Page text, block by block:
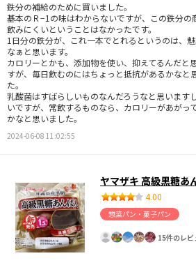
鉄分の補給のために買いました。
基本のＲ−1の味はわからないですが、この鉄分の
飲みにくいということはなかったです。
1日分の鉄分が、これ一本でとれるというのは、
なぁと思います。
カロリーとかも、添加物を使い、抑えてるんだと
すが、毎日飲むのにはちょっと抵抗があるかなと
た。
乳酸菌はすばらしいものなんだろうなと思います
いですが、常飲するものなら、カロリーがあがっ
かなと思いました。
2024-06-08 11:02:55
ヤマザキ 高級黒糖あ
4.00
惣菜パン・菓子パン
15件のレビ